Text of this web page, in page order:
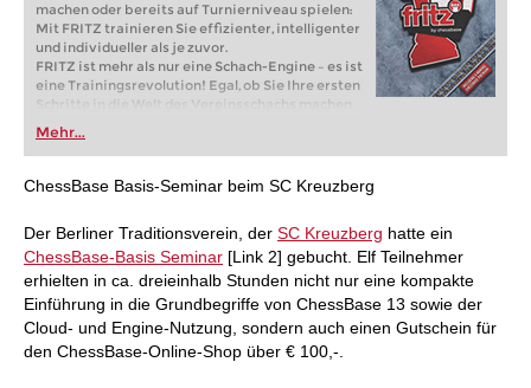
machen oder bereits auf Turnierniveau spielen:
Mit FRITZ trainieren Sie effizienter, intelligenter
und individueller als je zuvor.
FRITZ ist mehr als nur eine Schach-Engine – es ist
eine Trainingsrevolution! Egal, ob Sie Ihre ersten
Schritte in die Welt des Vereinsschachs machen
oder bereits auf Turnierniveau spielen: Mit
FRITZ trainieren Sie effizienter, intelligenter und
individueller als je zuvor.
Mehr...
ChessBase Basis-Seminar beim SC Kreuzberg
Der Berliner Traditionsverein, der SC Kreuzberg hatte ein
ChessBase-Basis Seminar [Link 2] gebucht. Elf Teilnehmer
erhielten in ca. dreieinhalb Stunden nicht nur eine kompakte
Einführung in die Grundbegriffe von ChessBase 13 sowie der
Cloud- und Engine-Nutzung, sondern auch einen Gutschein für
den ChessBase-Online-Shop über € 100,-.